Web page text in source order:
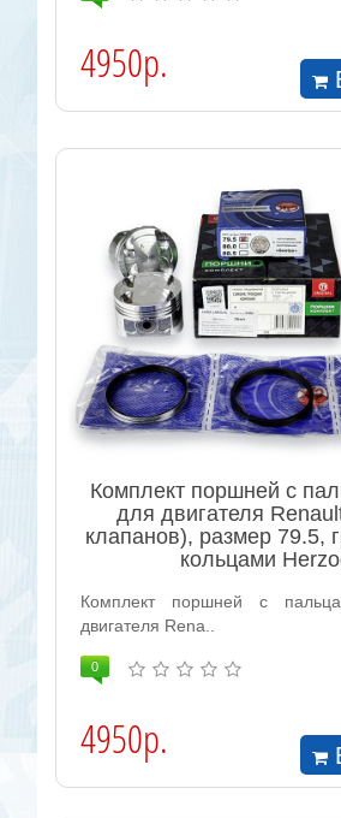
4950р.
Комплект поршней с
для двигателя
клапанов), размер 79.5,
кольцами
Комплект поршней с
двигателя Rena..
0
4950р.